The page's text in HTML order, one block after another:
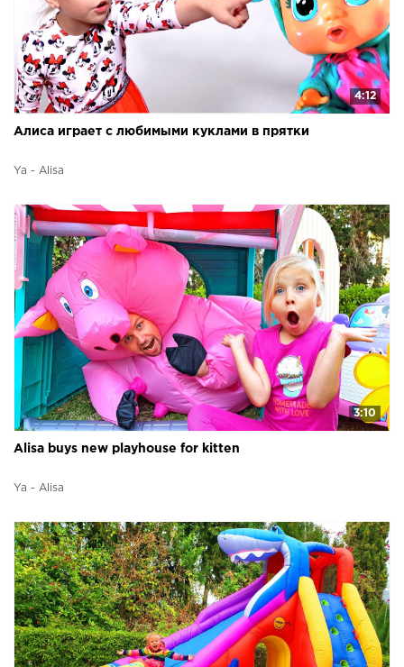
4:12
Алиса играет с любимыми куклами в прятки
Ya - Alisa
3:10
Alisa buys new playhouse for kitten
Ya - Alisa